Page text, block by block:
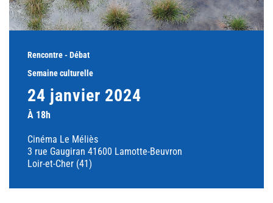
Rencontre - Débat
Semaine culturelle
24 janvier 2024
À 18h
Cinéma Le Méliès
3 rue Gaugiran 41600 Lamotte-Beuvron
Loir-et-Cher (41)